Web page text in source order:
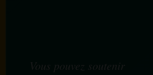
Vous pouvez soutenir